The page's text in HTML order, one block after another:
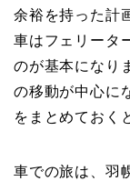
余裕を持った計
車はフェリータ
のが基本になり
の移動が中心に
をまとめておく
車での旅は、羽